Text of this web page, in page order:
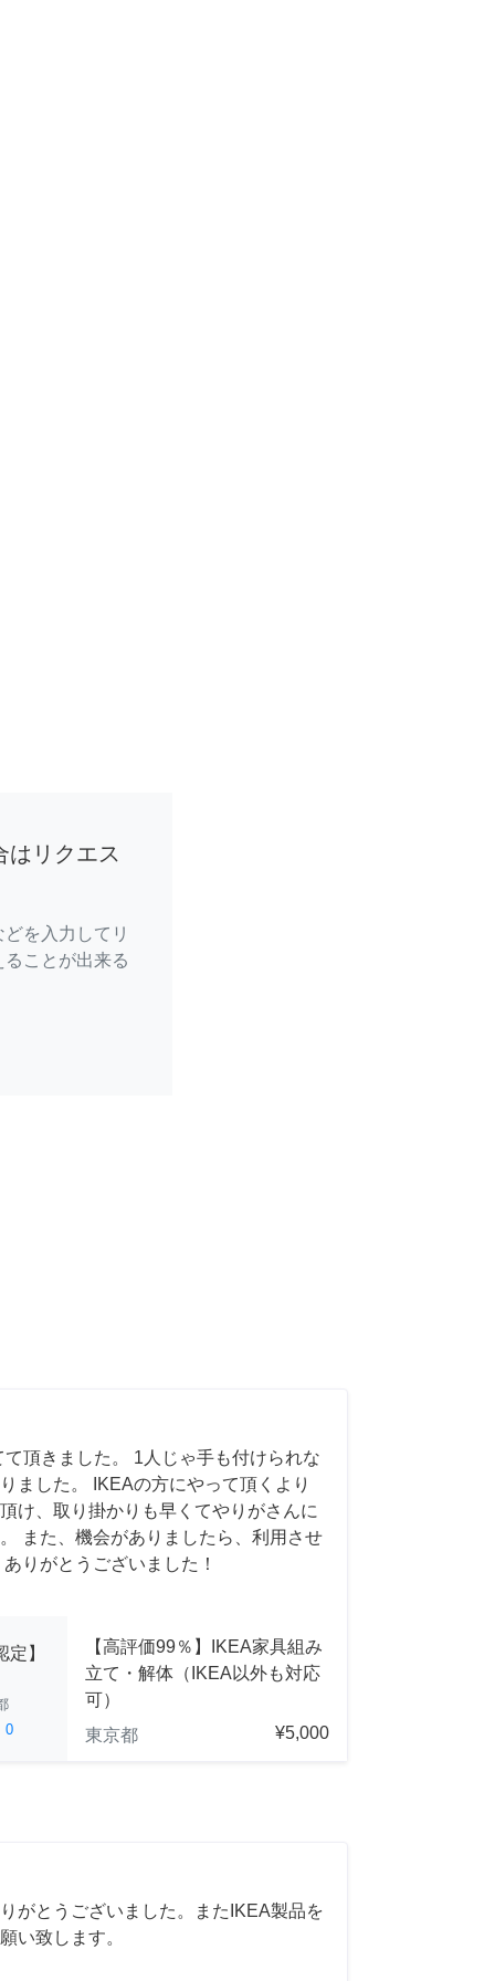
はリクエス
を入力してリ
ことが出来る
頂きました。 1人じゃ手も付けられな
ました。 IKEAの方にやって頂くより
け、取り掛かりも早くてやりがさんに
また、機会がありましたら、利用させ
りがとうございました！
】
0
【高評価99％】IKEA家具組み
立て・解体（IKEA以外も対応
可）
東京都
¥5,000
がとうございました。またIKEA製品を
い致します。